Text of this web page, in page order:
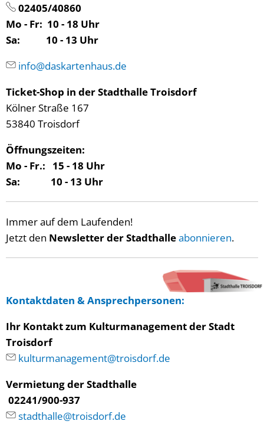
02405/40860
Mo - Fr: 10 - 18 Uhr
Sa: 10 - 13 Uhr
info@daskartenhaus.de
Ticket-Shop in der Stadthalle Troisdorf
Kölner Straße 167
53840 Troisdorf
Öffnungszeiten:
Mo - Fr.: 15 - 18 Uhr
Sa: 10 - 13 Uhr
Immer auf dem Laufenden!
Jetzt den Newsletter der Stadthalleabonnieren.
Kontaktdaten & Ansprechpersonen:
Ihr Kontakt zum Kulturmanagement der Stadt
Troisdorf
kulturmanagement@troisdorf.de
Vermietung der Stadthalle
02241/900-937
stadthalle@troisdorf.de